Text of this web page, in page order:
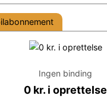
Ingen binding
0 kr. i oprettelse